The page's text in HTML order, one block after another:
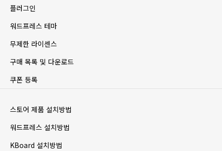
플러그인
워드프레스 테마
무제한 라이센스
구매 목록 및 다운로드
쿠폰 등록
스토어 제품 설치방법
워드프레스 설치방법
KBoard 설치방법